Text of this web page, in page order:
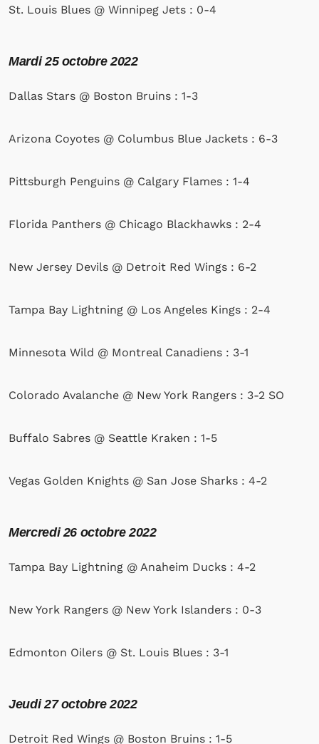
St. Louis Blues @ Winnipeg Jets : 0-4
Mardi 25 octobre 2022
Dallas Stars @ Boston Bruins : 1-3
Arizona Coyotes @ Columbus Blue Jackets : 6-3
Pittsburgh Penguins @ Calgary Flames : 1-4
Florida Panthers @ Chicago Blackhawks : 2-4
New Jersey Devils @ Detroit Red Wings : 6-2
Tampa Bay Lightning @ Los Angeles Kings : 2-4
Minnesota Wild @ Montreal Canadiens : 3-1
Colorado Avalanche @ New York Rangers : 3-2 SO
Buffalo Sabres @ Seattle Kraken : 1-5
Vegas Golden Knights @ San Jose Sharks : 4-2
Mercredi 26 octobre 2022
Tampa Bay Lightning @ Anaheim Ducks : 4-2
New York Rangers @ New York Islanders : 0-3
Edmonton Oilers @ St. Louis Blues : 3-1
Jeudi 27 octobre 2022
Detroit Red Wings @ Boston Bruins : 1-5